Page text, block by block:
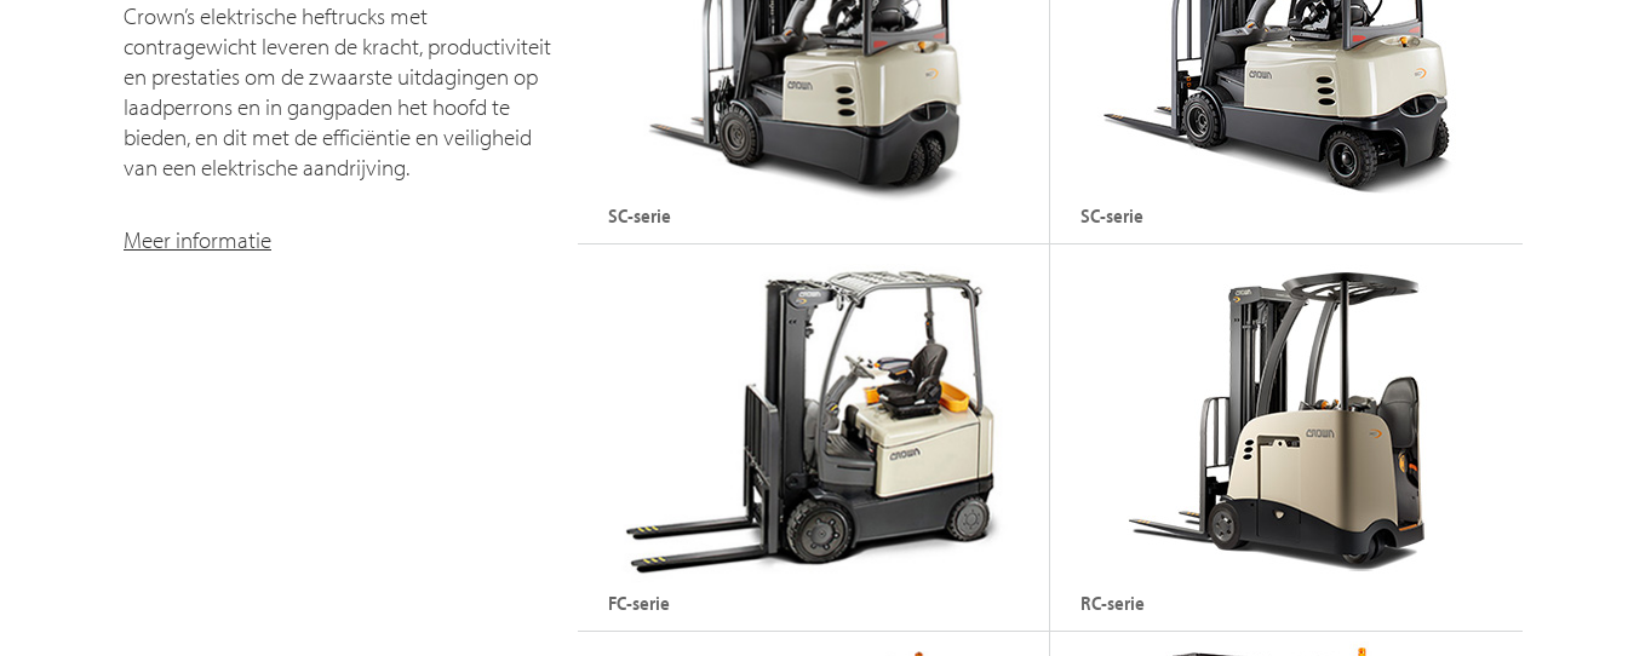
Crown’s elektrische heftrucks met
contragewicht leveren de kracht, productiviteit
en prestaties om de zwaarste uitdagingen op
laadperrons en in gangpaden het hoofd te
bieden, en dit met de efficiëntie en veiligheid
van een elektrische aandrijving.
Meer informatie
SC-serie
Elektrische heftruck met drie wielen (48 V)
Hefvermogen: tot 2000 kg
Hefhoogte: tot 7490 mm
SC-serie
Elektrische heftruck met vier wielen (48 V)
Hefvermogen: tot 2000 kg
Hefhoogte: tot 8075 mm
De SC-serie bekijken
FC-serie
RC-serie